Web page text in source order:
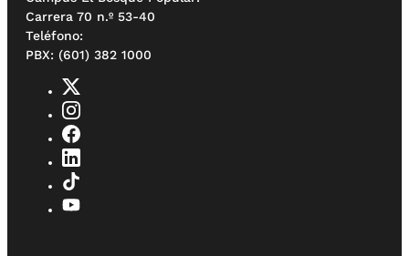
Carrera 70 n.º 53-40
Teléfono:
PBX: (601) 382 1000